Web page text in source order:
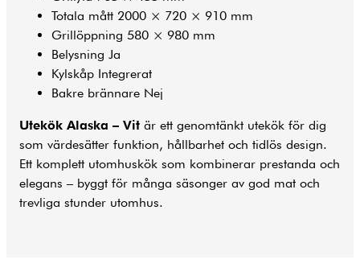
Totala mått 2000 × 720 × 910 mm
Grillöppning 580 × 980 mm
Belysning Ja
Kylskåp Integrerat
Bakre brännare Nej
Utekök Alaska – Vit är ett genomtänkt utekök för dig
som värdesätter funktion, hållbarhet och tidlös design.
Ett komplett utomhuskök som kombinerar prestanda och
elegans – byggt för många säsonger av god mat och
trevliga stunder utomhus.